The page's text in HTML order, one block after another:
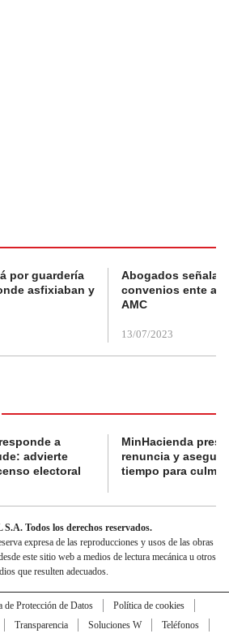
por guardería
asfixiaban y
Abogados
convenios ente
AMC
13/07/2023
a
advierte
electoral
MinHacienda
renuncia y
tiempo para
Todos los derechos reservados.
expresa de las reproducciones y usos de las obras
este sitio web a medios de lectura mecánica u otros
que resulten adecuados.
de Protección de Datos
Política de cookies
Transparencia Soluciones W
Teléfonos